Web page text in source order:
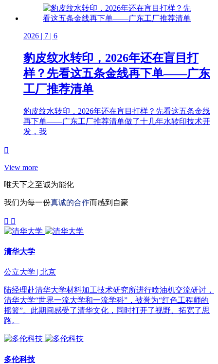
2026 | 7 | 6
豹皮纹水转印，2026年还在盲目打
样？先看这五条金线再下单——广东
工厂推荐清单
豹皮纹水转印，2026年还在盲目打样？先看这五条金线
再下单——广东工厂推荐清单做了十几年水转印技术开
发，我
View more
唯天下之至诚为能化
我们为每一份真诚的合作而感到自豪
清华大学
公立大学 | 北京
陆经理赴清华大学材料加工技术研究所进行喷油机交流研讨，
清华大学“世界一流大学和一流学科”，被誉为“红色工程师的
摇篮”。此期间感受了清华文化，同时打开了视野、拓宽了思
路。
多伦科技